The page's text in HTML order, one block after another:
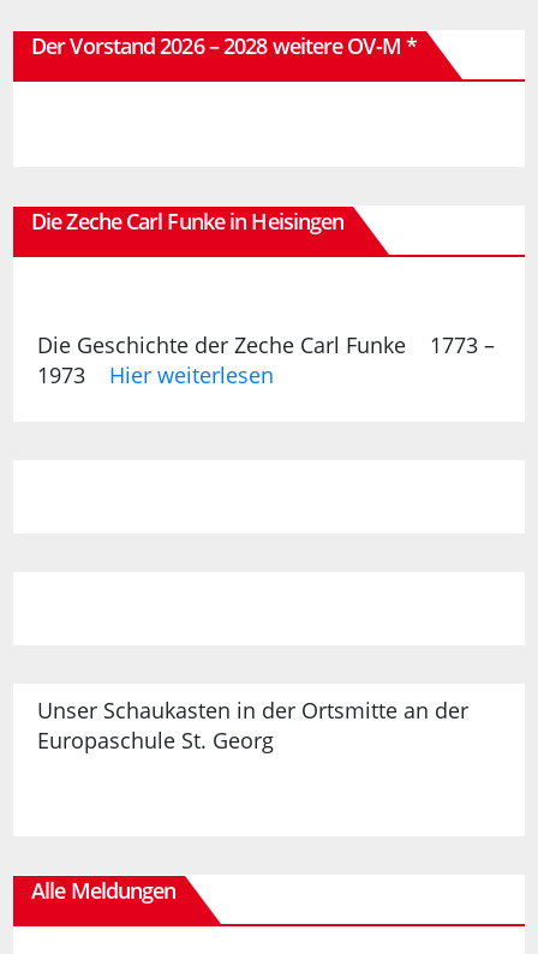
Der Vorstand 2026 – 2028 weitere OV-M *
Die Zeche Carl Funke in Heisingen
Die Geschichte der Zeche Carl Funke 1773 –
1973
Hier weiterlesen
Unser Schaukasten in der Ortsmitte an der
Europaschule St. Georg
Alle Meldungen